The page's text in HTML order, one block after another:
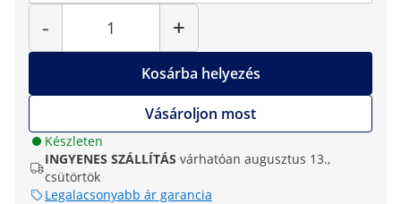
-
Mennyiség
+
Kosárba helyezés
Vásároljon most
Készleten
INGYENES SZÁLLÍTÁS várhatóan augusztus 13.,
csütörtök
Legalacsonyabb ár garancia